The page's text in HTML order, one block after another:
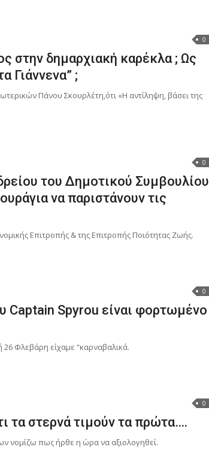
0
στην δημαρχιακή καρέκλα ; Ως
Γιάννενα” ;
Πάνου Σκουρλέτη,ότι «Η αντίληψη, βάσει της
0
του Δημοτικού Συμβουλίου
να παριστάνουν τις
Επιτροπής & της Επιτροπής Ποιότητας Ζωής.
0
Captain Spyrou είναι φορτωμένο
Φλεβάρη είχαμε “καρναβαλικά.
0
τα στερνά τιμούν τα πρώτα….
νομίζω πως ήρθε η ώρα να αξιολογηθεί.